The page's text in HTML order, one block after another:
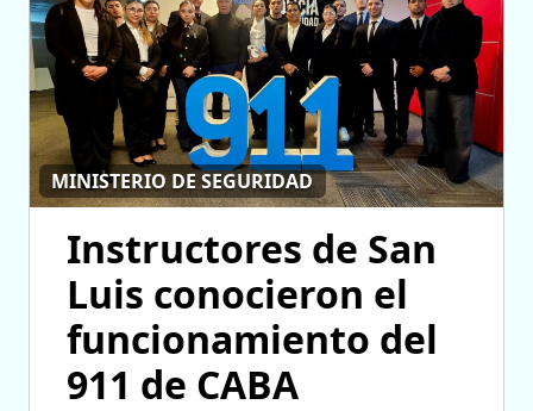
MINISTERIO DE SEGURIDAD
Instructores de San
Luis conocieron el
funcionamiento del
911 de CABA